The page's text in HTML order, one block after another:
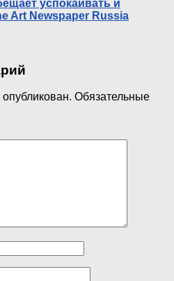
успокаивать и
Art Newspaper Russia
Обязательные